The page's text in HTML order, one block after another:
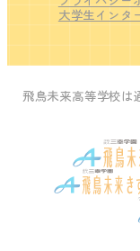
大学生インタ
飛鳥未来高等学校は